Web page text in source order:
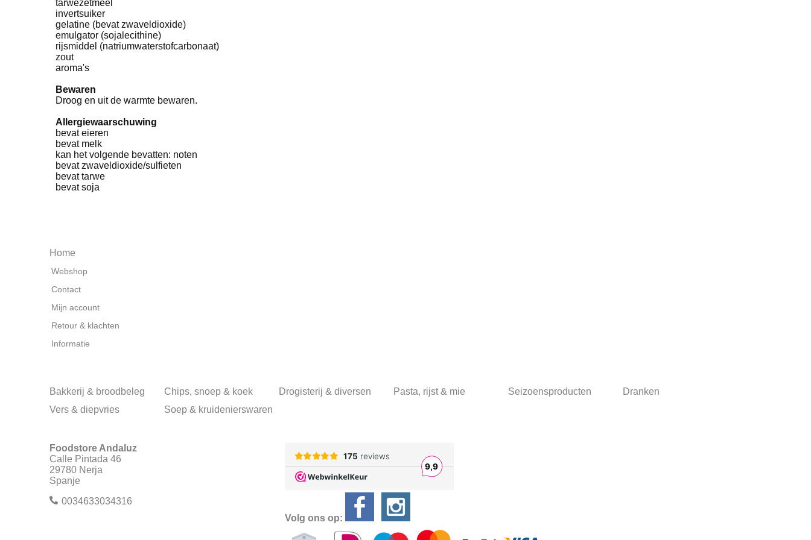
tarwezetmeel
invertsuiker
gelatine (bevat zwaveldioxide)
emulgator (sojalecithine)
rijsmiddel (natriumwaterstofcarbonaat)
zout
aroma's
Bewaren
Droog en uit de warmte bewaren.
Allergiewaarschuwing
bevat eieren
bevat melk
kan het volgende bevatten: noten
bevat zwaveldioxide/sulfieten
bevat tarwe
bevat soja
Home
Webshop
Contact
Mijn account
Retour & klachten
Informatie
Bakkerij & broodbeleg Chips, snoep & koek Drogisterij & diversen Pasta, rijst & mie Seizoensproducten
Dranken
Vers & diepvries
Soep & kruidenierswaren
Foodstore Andaluz
Calle Pintada 46
29780 Nerja
Spanje
0034633034316
Volg ons op: